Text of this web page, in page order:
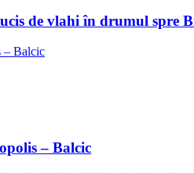
de vlahi în drumul spre
– Balcic